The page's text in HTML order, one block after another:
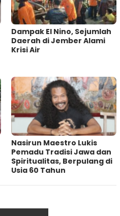
Dampak El Nino, Sejumlah
Daerah di Jember Alami
Krisi Air
‎Nasirun Maestro Lukis
Pemadu Tradisi Jawa dan
Spiritualitas, Berpulang di
Usia 60 Tahun